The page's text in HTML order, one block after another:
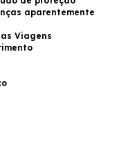
aparentemente
Viagens